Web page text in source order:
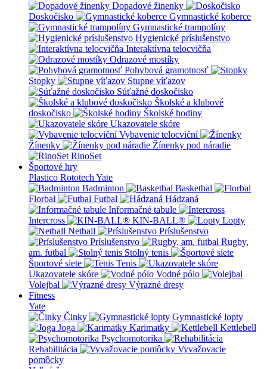
Dopadové žinenky
Doskočisko
Gymnastické koberce
Gymnastické trampolíny
Hygienické príslušenstvo
Interaktívna telocvičňa
Odrazové mostíky
Pohybová gramotnosť
Stopky
Stupne víťazov
Súťažné doskočisko
Školské a klubové
doskočisko
Školské hodiny
Ukazovatele skóre
Vybavenie telocviční
Žínenky
Žínenky pod náradie
RinoSet
Športové hry
Plastico Rototech Yate
Badminton
Basketbal
Florbal
Futbal
Hádzaná
Informačné tabule
Intercross
KIN-BALL®
Lopty
Netball
Príslušenstvo
Príslušenstvo
Rugby,
am. futbal
Stolný tenis
Športové siete
Tenis
Ukazovatele skóre
Vodné pólo
Volejbal
Výrazné dresy
Fitness
Yate
Činky
Gymnastické lopty
Joga
Karimatky
Kettlebell
Psychomotorika
Rehabilitácia
Vyvažovacie
pomôcky